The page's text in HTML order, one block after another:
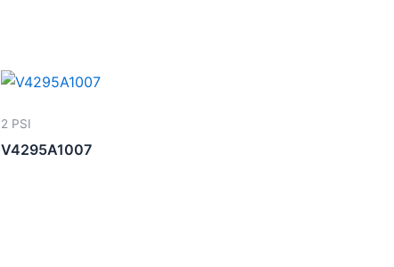
2 PSI
V4295A1007